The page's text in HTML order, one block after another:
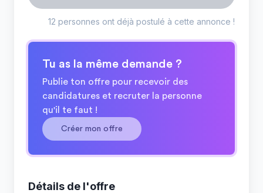
12 personnes ont déjà postulé à cette annonce !
Tu as la même demande ?
Publie ton offre pour recevoir des
candidatures et recruter la personne
qu'il te faut !
Créer mon offre
Détails de l'offre